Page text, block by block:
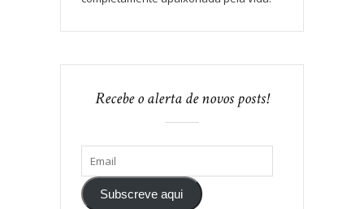
Recebe o alerta de novos posts!
Subscreve aqui